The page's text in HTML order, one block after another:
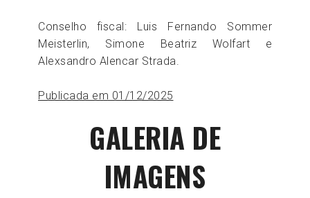
Conselho fiscal: Luis Fernando Sommer
Meisterlin, Simone Beatriz Wolfart e
Alexsandro Alencar Strada.
Publicada em 01/12/2025
GALERIA DE
IMAGENS